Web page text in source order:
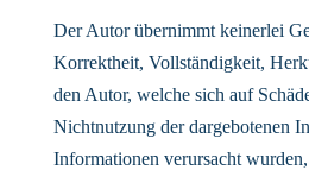
Der Autor übernimmt keinerlei
Korrektheit, Vollständigkeit,
den Autor, welche sich auf
Nichtnutzung der dargebotenen
Informationen verursacht